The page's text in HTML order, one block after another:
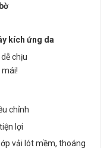
kích ứng da
chịu
chỉnh
lợi
vải lót mềm, thoáng